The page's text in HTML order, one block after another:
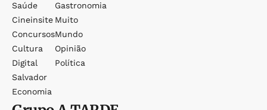
Saúde
Cineinsite
Concursos
Cultura
Digital
Salvador
Economia
Gastronomia
Muito
Mundo
Opinião
Política